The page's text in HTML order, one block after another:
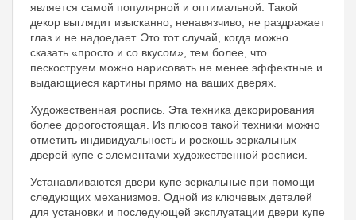
является самой популярной и оптимальной. Такой
декор выглядит изысканно, ненавязчиво, не раздражает
глаз и не надоедает. Это тот случай, когда можно
сказать «просто и со вкусом», тем более, что
пескоструем можно нарисовать не менее эффектные и
выдающиеся картины прямо на ваших дверях.
Художественная роспись. Эта техника декорирования
более дорогостоящая. Из плюсов такой техники можно
отметить индивидуальность и роскошь зеркальных
дверей купе с элементами художественной росписи.
Устанавливаются двери купе зеркальные при помощи
следующих механизмов. Одной из ключевых деталей
для установки и последующей эксплуатации двери купе